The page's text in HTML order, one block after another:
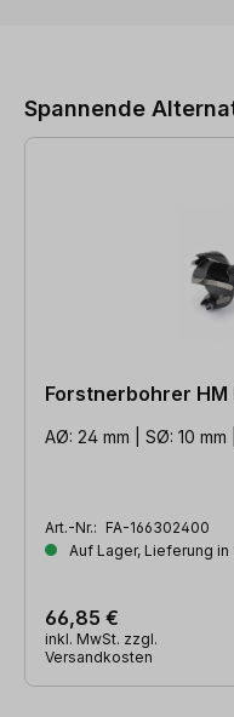
Spannende
Forstnerbohrer HM
AØ: 24 mm | SØ: 10 mm
Art.-Nr.: FA-166302400
Auf Lager, Lieferung in
66,85 €
inkl. MwSt. zzgl.
Versandkosten